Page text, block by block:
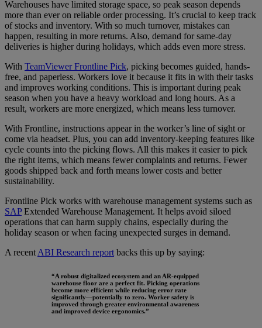
Warehouses have limited storage space, so peak season depends
more than ever on reliable order processing. It’s crucial to keep track
of stocks and inventory. With so much turnover, mistakes can
happen, resulting in more returns. Also, demand for same-day
deliveries is higher during holidays, which adds even more stress.
With TeamViewer Frontline Pick, picking becomes guided, hands-
free, and paperless. Workers love it because it fits in with their tasks
and improves working conditions. This is important during peak
season when you have a heavy workload and long hours. As a
result, workers are more energized, which means less turnover.
With Frontline, instructions appear in the worker’s line of sight or
come via headset. Plus, you can add inventory-keeping features like
cycle counts into the picking flows. All this makes it easier to pick
the right items, which means fewer complaints and returns. Fewer
goods shipped back and forth means lower costs and better
sustainability.
Frontline Pick works with warehouse management systems such as
SAPExtended Warehouse Management. It helps avoid siloed
operations that can harm supply chains, especially during the
holiday season or when facing unexpected surges in demand.
A recent ABI Research report backs this up by saying:
“A robust digitalized ecosystem and an AR-equipped
warehouse floor are a perfect fit. Picking operations
become more efficient while reducing error rate
significantly—potentially to zero. Worker safety is
improved through greater environmental awareness
and improved device ergonomics.”